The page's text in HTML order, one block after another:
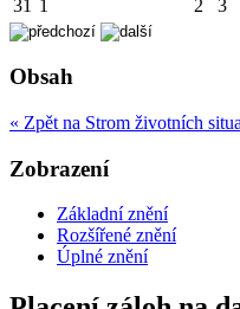
31 1 2 3
Obsah
« Zpět na Strom životních
Zobrazení
Základní znění
Rozšířené znění
Úplné znění